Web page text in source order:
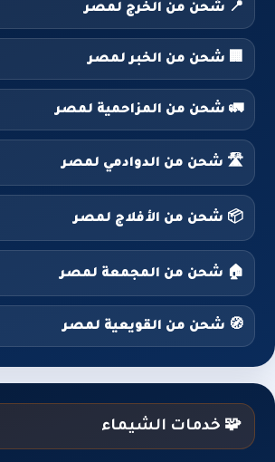
📍 شحن من الخرج لمصر
🏢 شحن من الخبر لمصر
🚛 شحن من المزاحمية لمصر
🛣️ شحن من الدوادمي لمصر
📦 شحن من الأفلاج لمصر
🏠 شحن من المجمعة لمصر
🧭 شحن من القويعية لمصر
🧩 خدمات الشيماء